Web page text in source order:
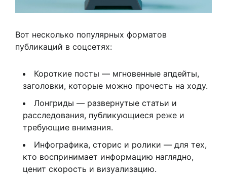
Вот несколько популярных форматов
публикаций в соцсетях:
Короткие посты — мгновенные апдейты,
заголовки, которые можно прочесть на ходу.
Лонгриды — развернутые статьи и
расследования, публикующиеся реже и
требующие внимания.
Инфографика, сторис и ролики — для тех,
кто воспринимает информацию наглядно,
ценит скорость и визуализацию.